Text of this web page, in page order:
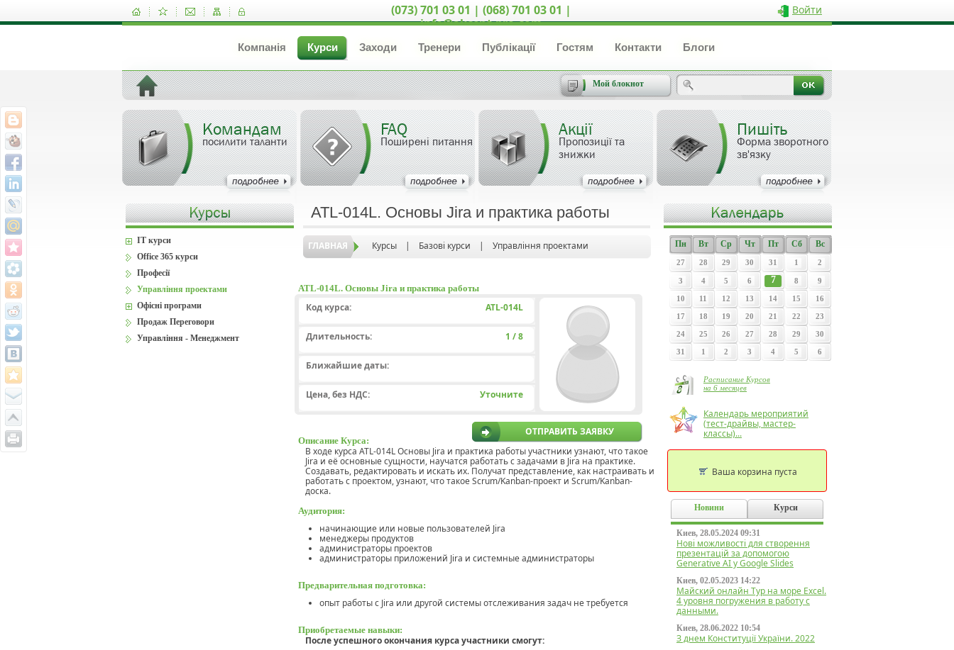
(073) 701 03 01 | (068) 701 03 01 |
info@akcent-pro.com
Войти
Компанія Курси Заходи Тренери Публікації Гостям Контакти Блоги
Мой блокнот
Командам
посилити таланти
FAQ
Поширені питання
Акції
Пропозиції та
знижки
Пишіть
Форма зворотного
зв'язку
ATL-014L. Основы Jira и практика работы
ГЛАВНАЯ Курсы | Базові курси | Управління проектами
ATL-014L. Основы Jira и практика работы
Код курса: ATL-014L
Длительность: 1 / 8
Ближайшие даты:
Цена, без НДС: Уточните
ОТПРАВИТЬ ЗАЯВКУ
Описание Курса:
В ходе курса ATL-014L Основы Jira и практика работы участники узнают, что такое
Jira и её основные сущности, научатся работать с задачами в Jira на практике.
Создавать, редактировать и искать их. Получат представление, как настраивать и
работать с проектом, узнают, что такое Scrum/Kanban-проект и Scrum/Kanban-
доска.
Аудитория:
начинающие или новые пользователей Jira
менеджеры продуктов
администраторы проектов
администраторы приложений Jira и системные администраторы
Предварительная подготовка:
опыт работы с Jira или другой системы отслеживания задач не требуется
Приобретаемые навыки:
После успешного окончания курса участники смогут:
IT курси
Office 365 курси
Професії
Управління проектами
Офісні програми
Продаж Переговори
Управління - Менеджмент
Пн Вт Ср Чт Пт Сб Вс
27 28 29 30 31 1 2
3 4 5 6 7 8 9
10 11 12 13 14 15 16
17 18 19 20 21 22 23
24 25 26 27 28 29 30
31 1 2 3 4 5 6
Расписание Курсов
на 6 месяцев
Календарь мероприятий
(тест-драйвы, мастер-
классы)...
Ваша корзина пуста
Новини Курси
Киев, 28.05.2024 09:31
Нові можливості для створення
презентацій за допомогою
Generative AI у Google Slides
Киев, 02.05.2023 14:22
Майский онлайн Тур на море Excel.
4 уровня погружения в работу с
данными.
Киев, 28.06.2022 10:54
З днем Конституції України. 2022